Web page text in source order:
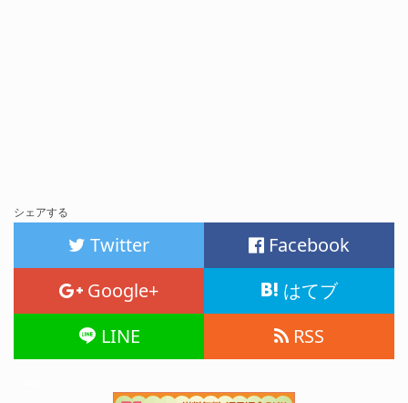
シェアする
Twitter
Facebook
Google+
はてブ
LINE
RSS